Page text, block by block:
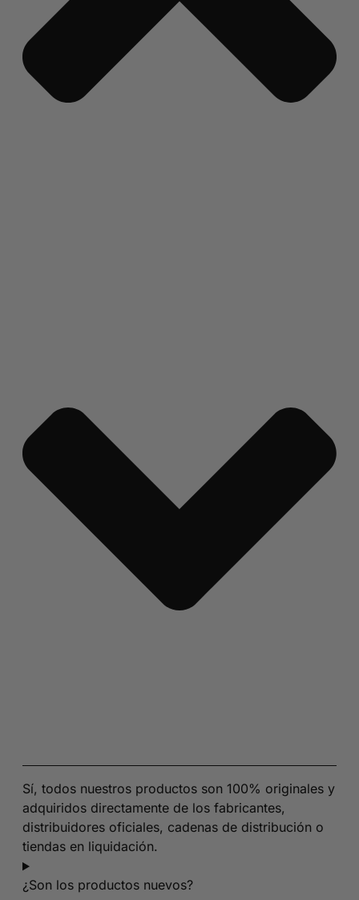
Sí, todos nuestros productos son 100% originales y
adquiridos directamente de los fabricantes,
distribuidores oficiales, cadenas de distribución o
tiendas en liquidación.
¿Son los productos nuevos?